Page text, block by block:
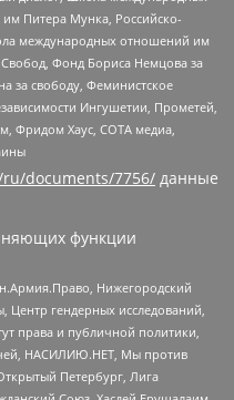
Питера Мунка, Российско-
международных отношений им
Фонд Бориса Немцова за
за свободу, Феминистское
Ингушетии, Прометей,
Фридом Хаус, СОТА медиа,
documents/7756/ данные
функции
Нижегородский
Центр гендерных исследований,
права и публичной политики,
НАСИЛИЮ.НЕТ, Мы против
Петербург, Лига